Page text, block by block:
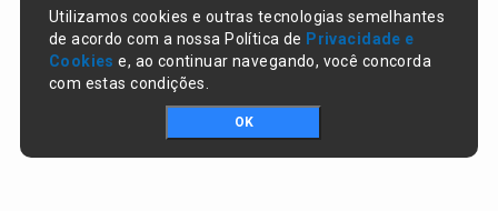
Utilizamos cookies e outras tecnologias semelhantes
de acordo com a nossa Política de Privacidade e
Cookies e, ao continuar navegando, você concorda
com estas condições.
OK